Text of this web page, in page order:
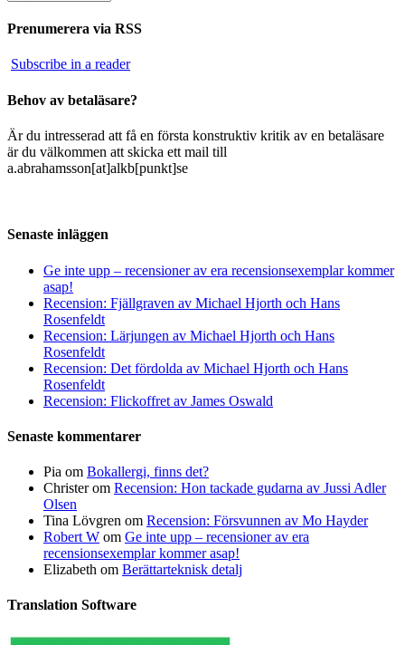
Prenumerera via RSS
Subscribe in a reader
Behov av betaläsare?
Är du intresserad att få en första konstruktiv kritik av en betaläsare
är du välkommen att skicka ett mail till
a.abrahamsson[at]alkb[punkt]se
Senaste inläggen
Ge inte upp – recensioner av era recensionsexemplar kommer
asap!
Recension: Fjällgraven av Michael Hjorth och Hans
Rosenfeldt
Recension: Lärjungen av Michael Hjorth och Hans
Rosenfeldt
Recension: Det fördolda av Michael Hjorth och Hans
Rosenfeldt
Recension: Flickoffret av James Oswald
Senaste kommentarer
Pia om Bokallergi, finns det?
Christerom Recension: Hon tackade gudarna av Jussi Adler
Olsen
Tina Lövgren om Recension: Försvunnen av Mo Hayder
Robert W om Ge inte upp – recensioner av era
recensionsexemplar kommer asap!
Elizabeth om Berättarteknisk detalj
Translation Software